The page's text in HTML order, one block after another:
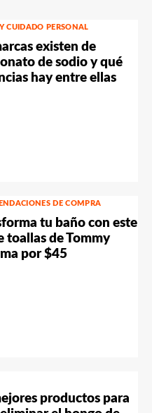
CUIDADO PERSONAL
existen de
de sodio y qué
hay entre ellas
DE COMPRA
tu baño con este
toallas de Tommy
por $45
productos para